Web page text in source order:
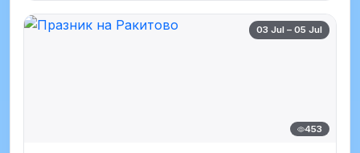
03 Jul – 05 Jul
453